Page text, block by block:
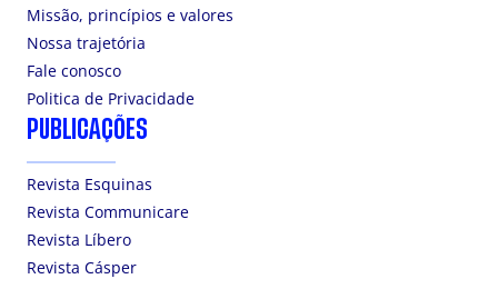
Missão, princípios e valores
Nossa trajetória
Fale conosco
Politica de Privacidade
PUBLICAÇÕES
Revista Esquinas
Revista Communicare
Revista Líbero
Revista Cásper